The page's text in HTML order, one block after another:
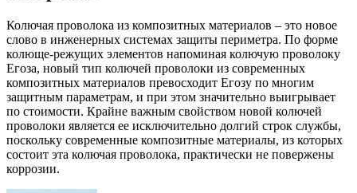
Колючая проволока из композитных материалов – это новое
слово в инженерных системах защиты периметра. По форме
колюще-режущих элементов напоминая колючую проволоку
Егоза, новый тип колючей проволоки из современных
композитных материалов превосходит Егозу по многим
защитным параметрам, и при этом значительно выигрывает
по стоимости. Крайне важным свойством новой колючей
проволоки является ее исключительно долгий строк службы,
поскольку современные композитные материалы, из которых
состоит эта колючая проволока, практически не повержены
коррозии.